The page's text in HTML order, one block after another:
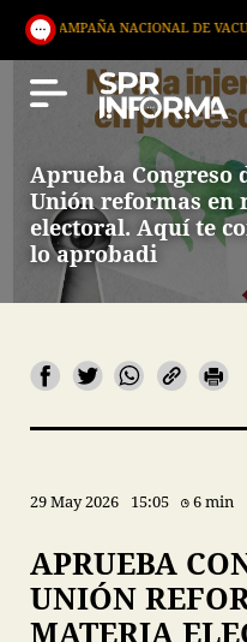
DE VACUNACIÓN
Aprueba Congreso
Unión reformas en
electoral. Aquí te
lo aprobadi
29 May 2026 15:05 6 min
APRUEBA
UNIÓN
MATERIA